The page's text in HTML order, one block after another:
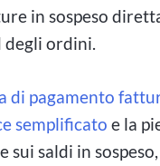
in sospeso
degli ordini.
di pagamento
semplificato e la
sui saldi in